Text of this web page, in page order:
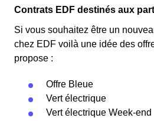
Contrats EDF destinés aux
Si vous souhaitez être un
chez EDF voilà une idée des
propose :
Offre Bleue
Vert électrique
Vert électrique Week-end